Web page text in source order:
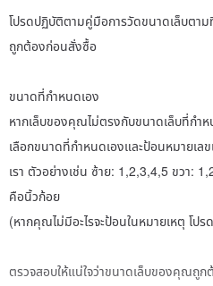
โปรดปฏิบัติตามคู่มือการวัดขนาดเล็บตา
ถูกต้องก่อนสั่งซื้อ
ขนาดที่กำหนดเอง
หากเล็บของคุณไม่ตรงกับขนาดเล็บที่กำห
เลือกขนาดที่กำหนดเองและป้อนหมายเล
เรา ตัวอย่างเช่น ซ้าย: 1,2,3,4,5 ขวา:
คือนิ้วก้อย
(หากคุณไม่มีอะไรจะป้อนในหมายเหตุ โป
ตรวจสอบให้แน่ใจว่าขนาดเล็บของคุณถู